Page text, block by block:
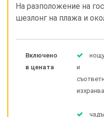
На разположение на
шезлонг на плажа и
Включено
в цената
и